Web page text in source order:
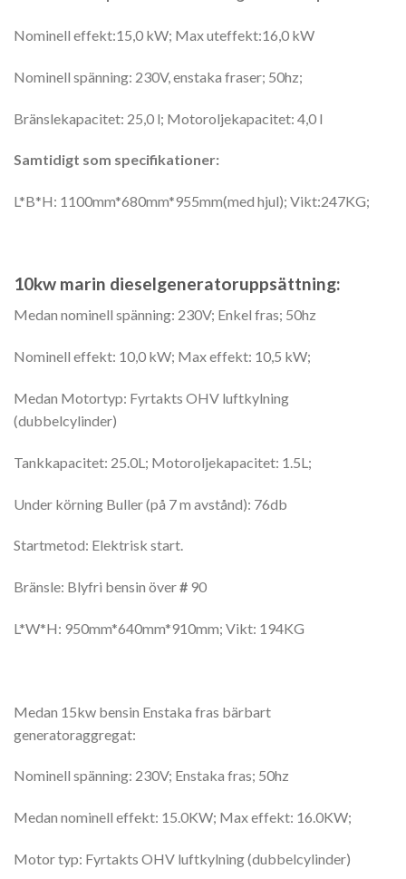
Nominell effekt:15,0 kW; Max uteffekt:16,0 kW
Nominell spänning: 230V, enstaka fraser; 50hz;
Bränslekapacitet: 25,0 l; Motoroljekapacitet: 4,0 l
Samtidigt som specifikationer:
L*B*H: 1100mm*680mm*955mm(med hjul); Vikt:247KG;
10kw marin dieselgeneratoruppsättning:
Medan nominell spänning: 230V; Enkel fras; 50hz
Nominell effekt: 10,0 kW; Max effekt: 10,5 kW;
Medan Motortyp: Fyrtakts OHV luftkylning
(dubbelcylinder)
Tankkapacitet: 25.0L; Motoroljekapacitet: 1.5L;
Under körning Buller (på 7 m avstånd): 76db
Startmetod: Elektrisk start.
Bränsle: Blyfri bensin över# 90
L*W*H: 950mm*640mm*910mm; Vikt: 194KG
Medan 15kw bensin Enstaka fras bärbart
generatoraggregat:
Nominell spänning: 230V; Enstaka fras; 50hz
Medan nominell effekt: 15.0KW; Max effekt: 16.0KW;
Motor typ: Fyrtakts OHV luftkylning (dubbelcylinder)